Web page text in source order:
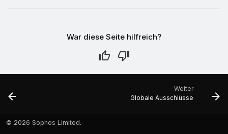
War diese Seite hilfreich?
Weiter
Globale Ausschlüsse
© 2026 Sophos Limited.